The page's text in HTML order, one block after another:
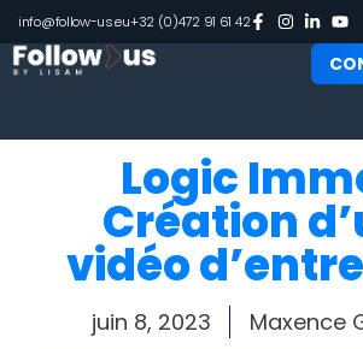
info@follow-us.eu+32 (0)472 91 61 42
Logic
Création
vidéo
juin 8, 2023 Maxence